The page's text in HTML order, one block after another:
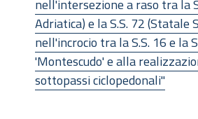
nell'intersezione a raso tra la
Adriatica) e la S.S. 72 (Statale
nell'incrocio tra la S.S. 16 e la
'Montescudo' e alla
sottopassi ciclopedonali"